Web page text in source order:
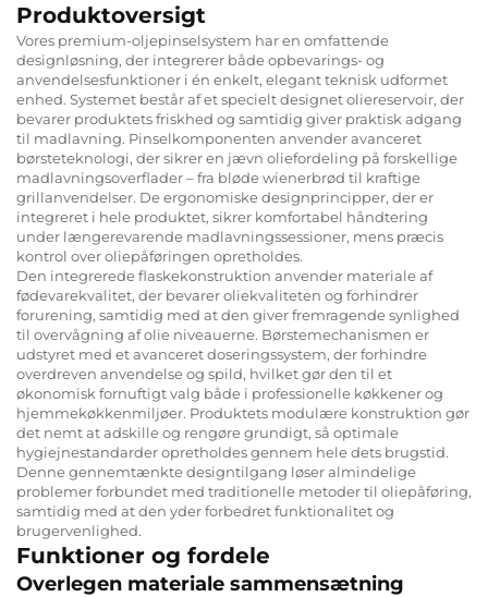
Produktoversigt
Vores premium-oljepinselsystem har en omfattende
designløsning, der integrerer både opbevarings- og
anvendelsesfunktioner i én enkelt, elegant teknisk udformet
enhed. Systemet består af et specielt designet oliereservoir, der
bevarer produktets friskhed og samtidig giver praktisk adgang
til madlavning. Pinselkomponenten anvender avanceret
børsteteknologi, der sikrer en jævn oliefordeling på forskellige
madlavningsoverflader – fra bløde wienerbrød til kraftige
grillanvendelser. De ergonomiske designprincipper, der er
integreret i hele produktet, sikrer komfortabel håndtering
under længerevarende madlavningssessioner, mens præcis
kontrol over oliepåføringen opretholdes.
Den integrerede flaskekonstruktion anvender materiale af
fødevarekvalitet, der bevarer oliekvaliteten og forhindrer
forurening, samtidig med at den giver fremragende synlighed
til overvågning af olie niveauerne. Børstemechanismen er
udstyret med et avanceret doseringssystem, der forhindre
overdreven anvendelse og spild, hvilket gør den til et
økonomisk fornuftigt valg både i professionelle køkkener og
hjemmekøkkenmiljøer. Produktets modulære konstruktion gør
det nemt at adskille og rengøre grundigt, så optimale
hygiejnestandarder opretholdes gennem hele dets brugstid.
Denne gennemtænkte designtilgang løser almindelige
problemer forbundet med traditionelle metoder til oliepåføring,
samtidig med at den yder forbedret funktionalitet og
brugervenlighed.
Funktioner og fordele
Overlegen materiale sammensætning